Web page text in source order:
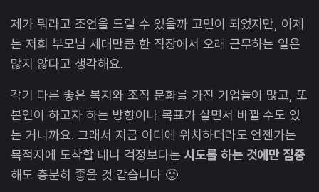
제가 뭐라고 조언을 드릴 수 있을까 고민이 되었지만, 이제
는 저희 부모님 세대만큼 한 직장에서 오래 근무하는 일은
많지 않다고 생각해요.
각기 다른 좋은 복지와 조직 문화를 가진 기업들이 많고, 또
본인이 하고자 하는 방향이나 목표가 살면서 바뀔 수도 있
는 거니까요. 그래서 지금 어디에 위치하더라도 언젠가는
목적지에 도착할 테니 걱정보다는 시도를 하는 것에만 집중
해도 충분히 좋을 것 같습니다 🙂